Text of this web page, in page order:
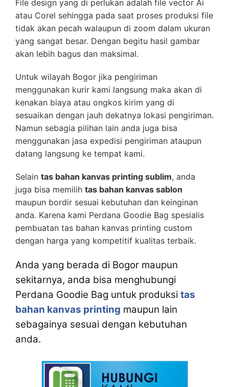
File design yang di perlukan adalah file vector Ai
atau Corel sehingga pada saat proses produksi file
tidak akan pecah walaupun di zoom dalam ukuran
yang sangat besar. Dengan begitu hasil gambar
akan lebih bagus dan maksimal.
Untuk wilayah Bogor jika pengiriman
menggunakan kurir kami langsung maka akan di
kenakan biaya atau ongkos kirim yang di
sesuaikan dengan jauh dekatnya lokasi pengiriman.
Namun sebagia pilihan lain anda juga bisa
menggunakan jasa expedisi pengiriman ataupun
datang langsung ke tempat kami.
Selain tas bahan kanvas printing sublim, anda
juga bisa memilih tas bahan kanvas sablon
maupun bordir sesuai kebutuhan dan keinginan
anda. Karena kami Perdana Goodie Bag spesialis
pembuatan tas bahan kanvas printing custom
dengan harga yang kompetitif kualitas terbaik.
Anda yang berada di Bogor maupun
sekitarnya, anda bisa menghubungi
Perdana Goodie Bag untuk produksi tas
bahan kanvas printing maupun lain
sebagainya sesuai dengan kebutuhan
anda.